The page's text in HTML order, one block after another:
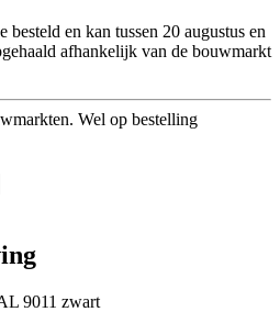
en kan tussen 20 augustus en
afhankelijk van de bouwmarkt
Wel op bestelling
9011 zwart